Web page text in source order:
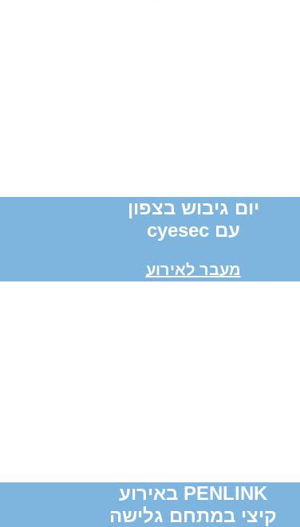
יום גיבוש בצפון
עם cyesec
מעבר לאירוע
PENLINK באירוע
קיצי במתחם גלישה